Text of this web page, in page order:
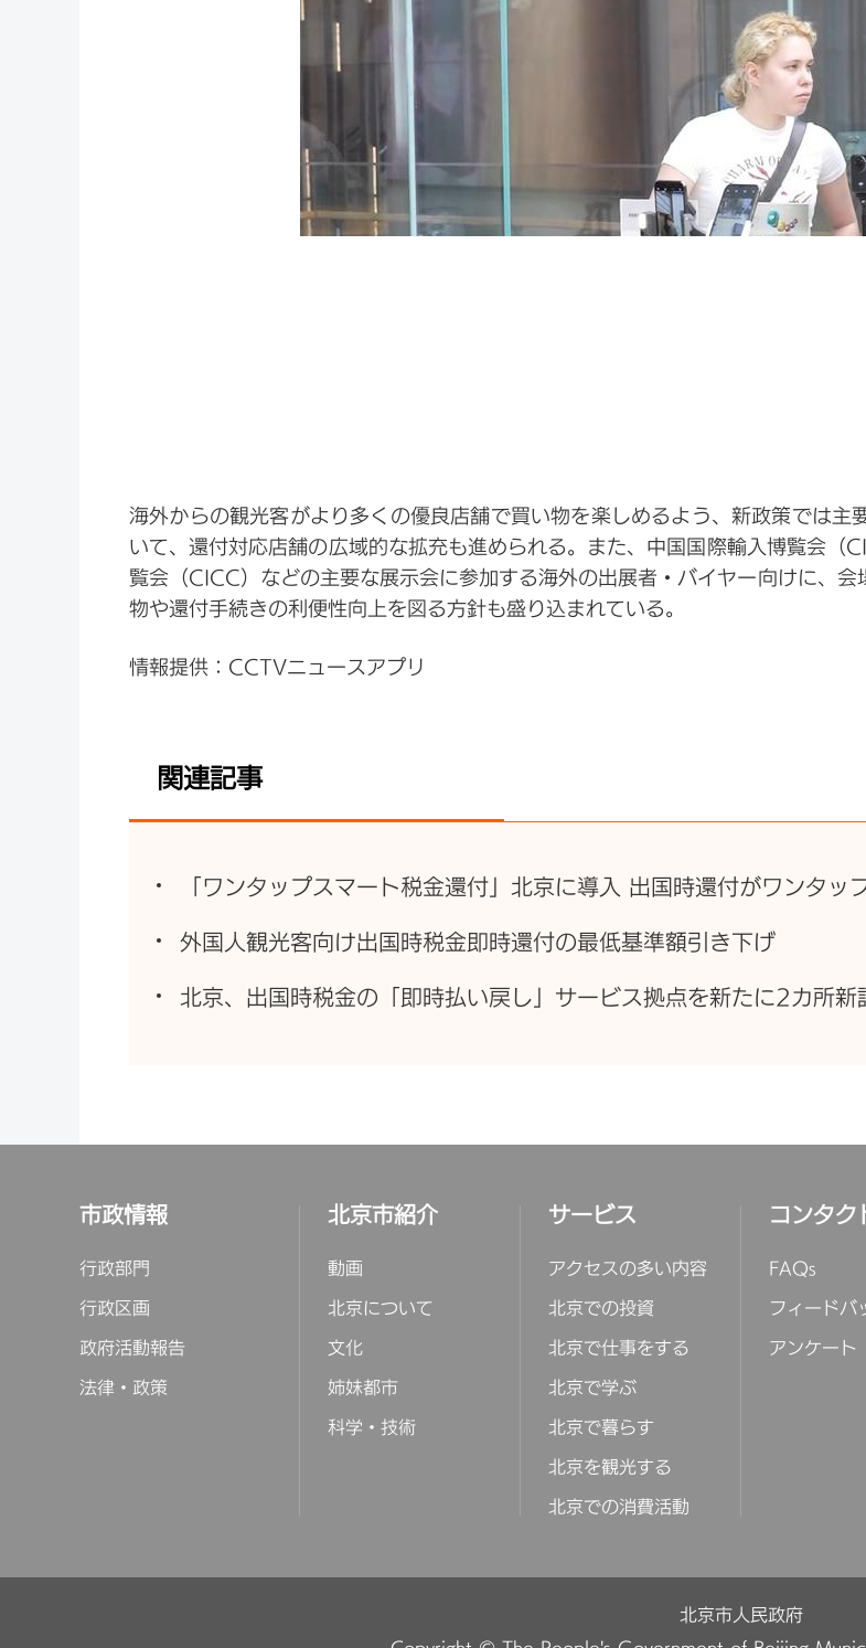
海外からの観光客がより多くの優良店舗で買い物を楽しめるよう、新政策では
いて、還付対応店舗の広域的な拡充も進められる。また、中国国際輸入博覧会
覧会（CICC）などの主要な展示会に参加する海外の出展者・バイヤー向けに、
物や還付手続きの利便性向上を図る方針も盛り込まれている。
情報提供：CCTVニュースアプリ
関連記事
「ワンタップスマート税金還付」北京に導入 出国時還付がワンタッ
外国人観光客向け出国時税金即時還付の最低基準額引き下げ
北京、出国時税金の「即時払い戻し」サービス拠点を新たに2カ所新
市政情報
行政部門
行政区画
政府活動報告
法律・政策
北京市紹介
動画
北京について
文化
姉妹都市
科学・技術
サービス
アクセスの多い内容
北京での投資
北京で仕事をする
北京で学ぶ
北京で暮らす
北京を観光する
北京での消費活動
コンタク
FAQs
フィードバ
アンケート
北京市人民政府